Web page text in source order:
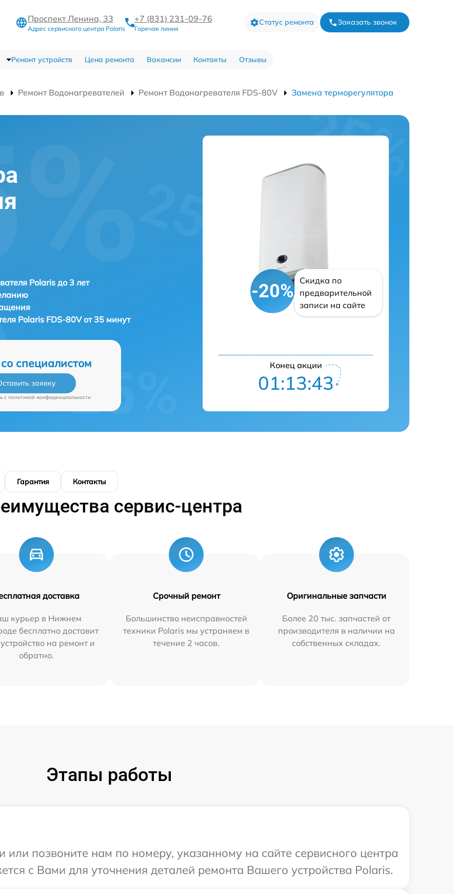
Проспект Ленина, 33
Адрес сервисного центра Polaris
+7 (831) 231-09-76
Горячая линия
Статус ремонта Заказать звонок
Ремонт устройств Цена ремонта Вакансии Контакты Отзывы
Ремонт Водонагревателей Ремонт Водонагревателя FDS-80V Замена терморегулятора
Polaris до 3 лет
Polaris FDS-80V от 35 минут
специалистом
заявку
c политикой конфиденциальности
-20%
Скидка по
предварительной
записи на сайте
Конец акции
01:13:42
Гарантия Контакты
сервис-центра
доставка
курьер в Нижнем
бесплатно доставит
на ремонт и
обратно.
Срочный ремонт
Большинство неисправностей
техники Polaris мы устраняем в
течение 2 часов.
Оригинальные запчасти
Более 20 тыс. запчастей от
производителя в наличии на
собственных складах.
Этапы работы
позвоните нам по номеру, указанному на сайте сервисного центра
с Вами для уточнения деталей ремонта Вашего устройства Polaris.